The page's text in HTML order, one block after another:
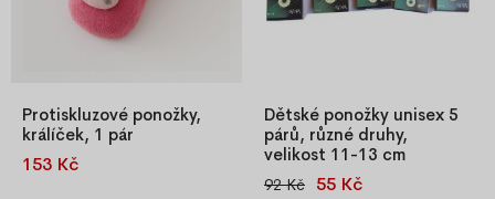
Protiskluzové ponožky,
králíček, 1 pár
Veselé protiskluzové ponožky
153 Kč
Dětské ponožky unisex 5
párů, různé druhy,
velikost 11-13 cm
Dětské ponožky 5 párů, mix
92 Kč 55 Kč